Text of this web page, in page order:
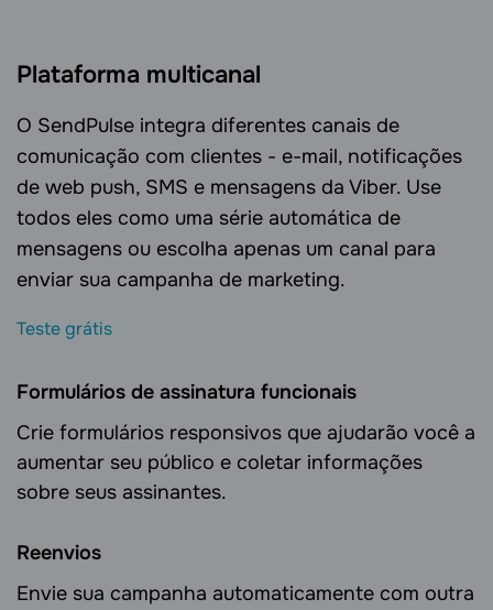
Plataforma multicanal
O SendPulse integra diferentes canais de
comunicação com clientes - e-mail, notificações
de web push, SMS e mensagens da Viber. Use
todos eles como uma série automática de
mensagens ou escolha apenas um canal para
enviar sua campanha de marketing.
Teste grátis
Formulários de assinatura funcionais
Crie formulários responsivos que ajudarão você a
aumentar seu público e coletar informações
sobre seus assinantes.
Reenvios
Envie sua campanha automaticamente com outra